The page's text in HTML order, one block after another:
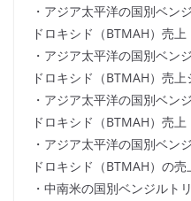
・アジア太平洋の国別ベン
ドロキシド（BTMAH）売上
・アジア太平洋の国別ベン
ドロキシド（BTMAH）売
・アジア太平洋の国別ベン
ドロキシド（BTMAH）売上
・アジア太平洋の国別ベン
ドロキシド（BTMAH）の
・中南米の国別ベンジルト